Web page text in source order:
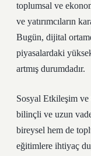
toplumsal ve
ve yatırımcıların
Bugün, dijital
piyasalardaki
artmış durumdadır.
Sosyal Etkileşim ve
bilinçli ve uzun
bireysel hem de
eğitimlere ihtiyaç